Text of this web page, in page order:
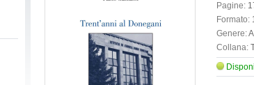
Pagine:
Formato:
Genere:
Collana: